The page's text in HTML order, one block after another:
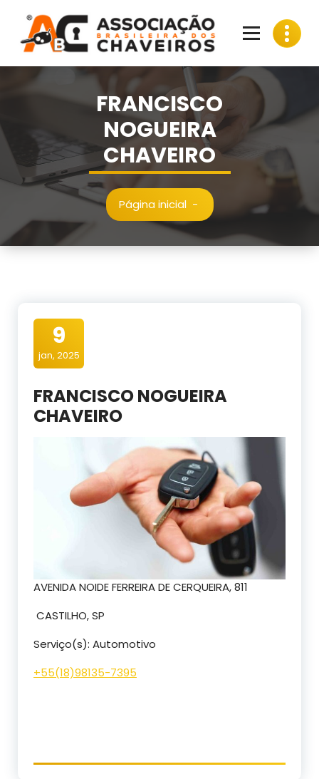
conteúdo
FRANCISCO
NOGUEIRA
CHAVEIRO
Página inicial-
9
jan, 2025
FRANCISCO NOGUEIRA
CHAVEIRO
AVENIDA NOIDE FERREIRA DE CERQUEIRA, 811
CASTILHO, SP
Serviço(s): Automotivo
+55(18)98135-7395